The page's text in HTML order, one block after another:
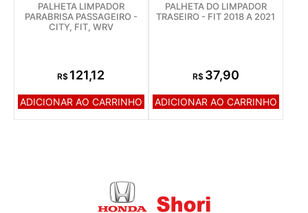
PALHETA LIMPADOR
PARABRISA PASSAGEIRO -
CITY, FIT, WRV
R$ 121,12
ADICIONAR AO CARRINHO
PALHETA DO LIMPADOR
TRASEIRO - FIT 2018 A 2021
R$ 37,90
ADICIONAR AO CARRINHO